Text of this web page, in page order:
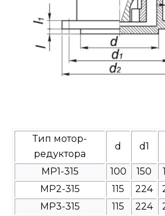
Тип мотор-
редуктора
d d1
МР1-315 100 150
МР2-315
115 224
МР3-315
115 224